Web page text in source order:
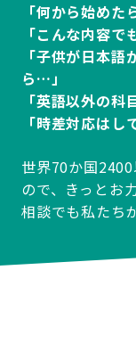
「何から始め
「こんな内容
「子供が日本
ら…」
「英語以外の科
「時差対応はし
世界70か国
ので、きっとお
相談でも私たち